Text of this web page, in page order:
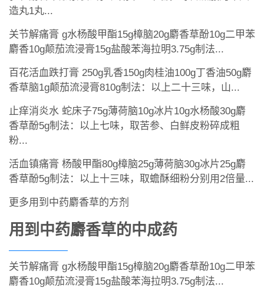
造丸1丸...
关节解痛膏 g水杨酸甲酯15g樟脑20g麝香草酚10g二甲苯
麝香10g颠茄流浸膏15g盐酸苯海拉明3.75g制法...
百花活血跌打膏 250g乳香150g肉桂油100g丁香油50g麝
香草脑1g颠茄流浸膏810g制法：以上二十三味，山...
止痒消炎水 蛇床子75g薄荷脑10g冰片10g水杨酸30g麝
香草酚5g制法：以上七味，取苦参、白鲜皮粉碎成粗
粉...
活血镇痛膏 杨酸甲酯80g樟脑25g薄荷脑30g冰片25g麝
香草酚5g制法：以上十三味，取蟾酥细粉分别用2倍量...
更多用到中药麝香草的方剂
用到中药麝香草的中成药
关节解痛膏 g水杨酸甲酯15g樟脑20g麝香草酚10g二甲苯
麝香10g颠茄流浸膏15g盐酸苯海拉明3.75g制法...